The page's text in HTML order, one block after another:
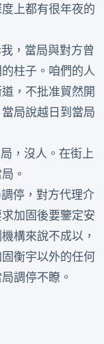
上都有很年夜的
，當局與對方曾
柱子。咱們的人
，不批准貿然開
局說越日到當局
，沒人。在街上
。
停，對方代理介
加固後要鑒定安
構來說不成以，
衡宇以外的任何
調停不瞭。